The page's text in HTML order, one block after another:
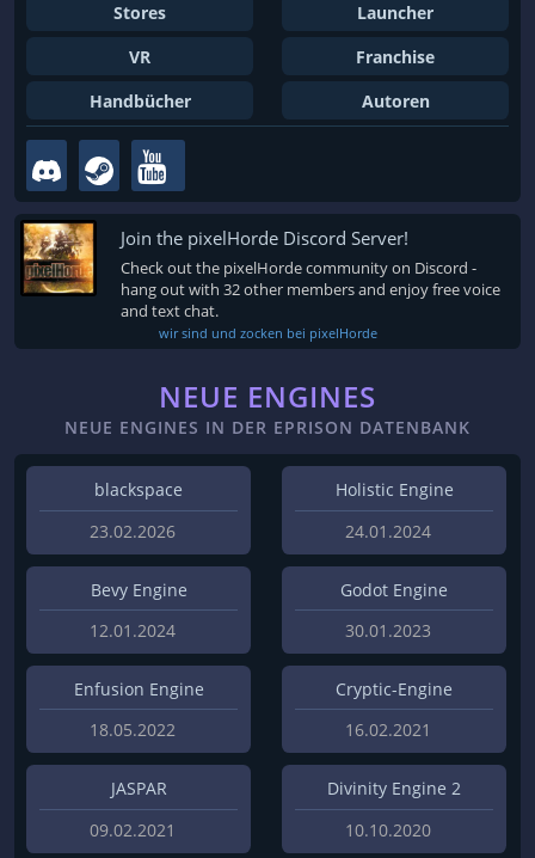
Stores
Launcher
VR
Franchise
Handbücher
Autoren
Join the pixelHorde Discord Server!
Check out the pixelHorde community on Discord -
hang out with 32 other members and enjoy free voice
and text chat.
wir sind und zocken bei pixelHorde
NEUE ENGINES
NEUE ENGINES IN DER EPRISON DATENBANK
blackspace
23.02.2026
Holistic Engine
24.01.2024
Bevy Engine
12.01.2024
Godot Engine
30.01.2023
Enfusion Engine
18.05.2022
Cryptic-Engine
16.02.2021
JASPAR
09.02.2021
Divinity Engine 2
10.10.2020